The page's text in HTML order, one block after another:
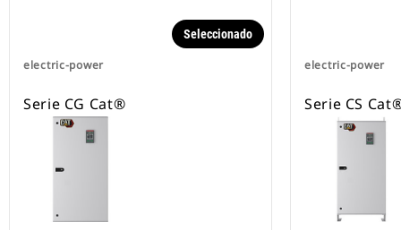
electric-power
Seleccionado
Serie CG Cat®
electric-power
Serie CS